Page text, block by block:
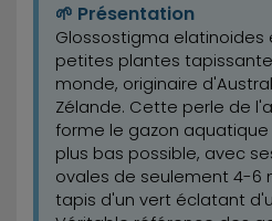
🌱 Présentation
Glossostigma elatinoides
petites plantes
monde, originaire
Zélande. Cette perle de
forme le gazon
plus bas possible, avec
ovales de seulement 4-6
tapis d'un vert éclatant